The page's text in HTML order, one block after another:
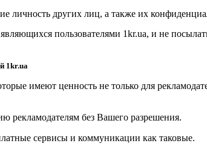
личность других лиц, а также их
пользователями 1kr.ua, и не
1kr.ua
имеют ценность не только для
рекламодателям без Вашего разрешения.
сервисы и коммуникации как таковые.